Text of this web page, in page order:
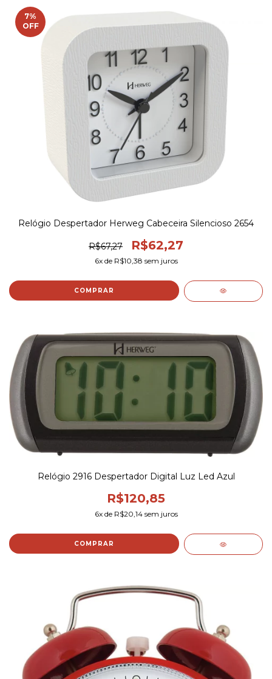
7%
OFF
Relógio Despertador Herweg Cabeceira Silencioso 2654
R$67,27 R$62,27
6x de R$10,38 sem juros
COMPRAR
Relógio 2916 Despertador Digital Luz Led Azul
R$120,85
6x de R$20,14sem juros
COMPRAR